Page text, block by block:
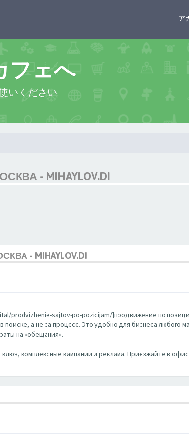
ア
フェへ
いください
- MIHAYLOV.DI
- MIHAYLOV.DI
prodvizhenie-sajtov-po-pozicijam/]продвижение по
поиске, а не за процесс. Это удобно для бизнеса любого
на «обещания».
комплексные кампании и реклама. Приезжайте в